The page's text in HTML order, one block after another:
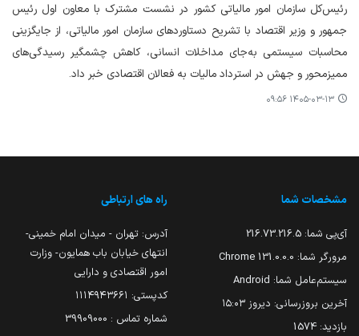
رئیس‌کل سازمان امور مالیاتی کشور در نشست مشترک با معاون اول رئیس
جمهور و وزیر اقتصاد با تشریح دستاوردهای سازمان امور مالیاتی، از جایگزینی
محاسبات سیستمی به‌جای مداخلات انسانی، کاهش چشمگیر رسیدگی‌های
ممیزمحور و جهش در استرداد مالیات به فعالان اقتصادی خبر داد.
۱۴۰۵-۰۳-۱۳ ۰۹:۵۶
مشخصات شما
آی‌پی شما: 216.73.216.5
مرورگر شما: 131.0.0.0 Chrome
سیستم‌عامل شما: Android
آخرین بروزرسانی: دیروز ۱۵:۰۳
بازدید: 1574
راه های ارتباطی
آدرس: تهران - میدان امام خمینی-
انتهای خیابان باب همایون- وزارت
امور اقتصادی و دارایی
کدپستی: ۱۱۱۴۹۴۳۶۶۱
شماره تماس : 39909000